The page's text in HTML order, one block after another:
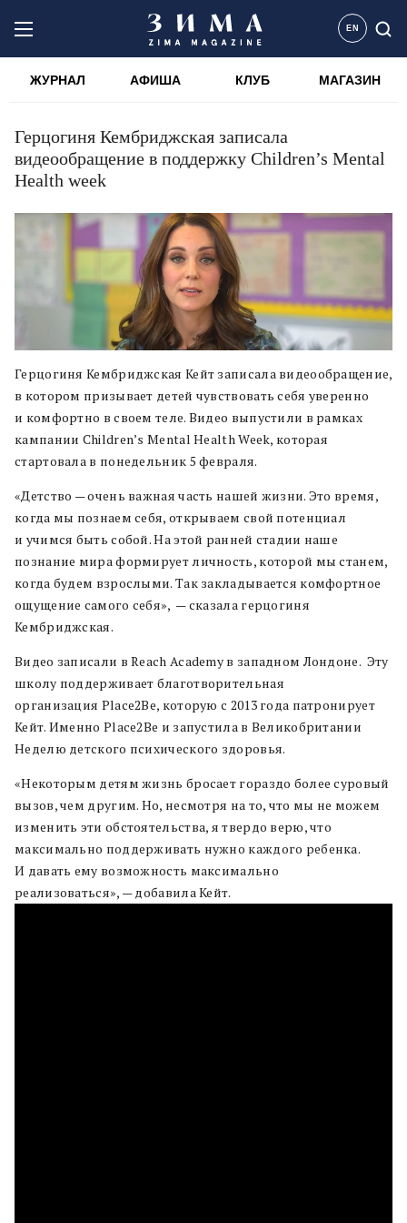
EN
ЖУРНАЛ АФИША КЛУБ МАГАЗИН
Герцогиня Кембриджская записала
видеообращение в поддержку Children’s Mental
Health week
Герцогиня Кембриджская Кейт записала видеообращение,
в котором призывает детей чувствовать себя уверенно
и комфортно в своем теле. Видео выпустили в рамках
кампании Children’s Mental Health Week, которая
стартовала в понедельник 5 февраля.
«Детство — очень важная часть нашей жизни. Это время,
когда мы познаем себя, открываем свой потенциал
и учимся быть собой. На этой ранней стадии наше
познание мира формирует личность, которой мы станем,
когда будем взрослыми. Так закладывается комфортное
ощущение самого себя», — сказала герцогиня
Кембриджская.
Видео записали в Reach Academy в западном Лондоне. Эту
школу поддерживает благотворительная
организация Place2Be, которую с 2013 года патронирует
Кейт. Именно Place2Be и запустила в Великобритании
Неделю детского психического здоровья.
«Некоторым детям жизнь бросает гораздо более суровый
вызов, чем другим. Но, несмотря на то, что мы не можем
изменить эти обстоятельства, я твердо верю, что
максимально поддерживать нужно каждого ребенка.
И давать ему возможность максимально
реализоваться», — добавила Кейт.